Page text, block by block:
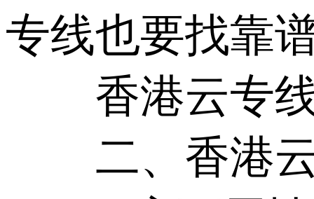
专线也要找靠
香港云专线
二、香港云